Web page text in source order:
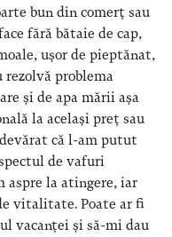
bun din comerț sau
fără bătaie de cap,
ușor de pieptănat,
rezolvă problema
și de apa mării așa
la același preț sau
că l-am putut
de vafuri
aspre la atingere, iar
vitalitate. Poate ar fi
vacanței și să-mi dau